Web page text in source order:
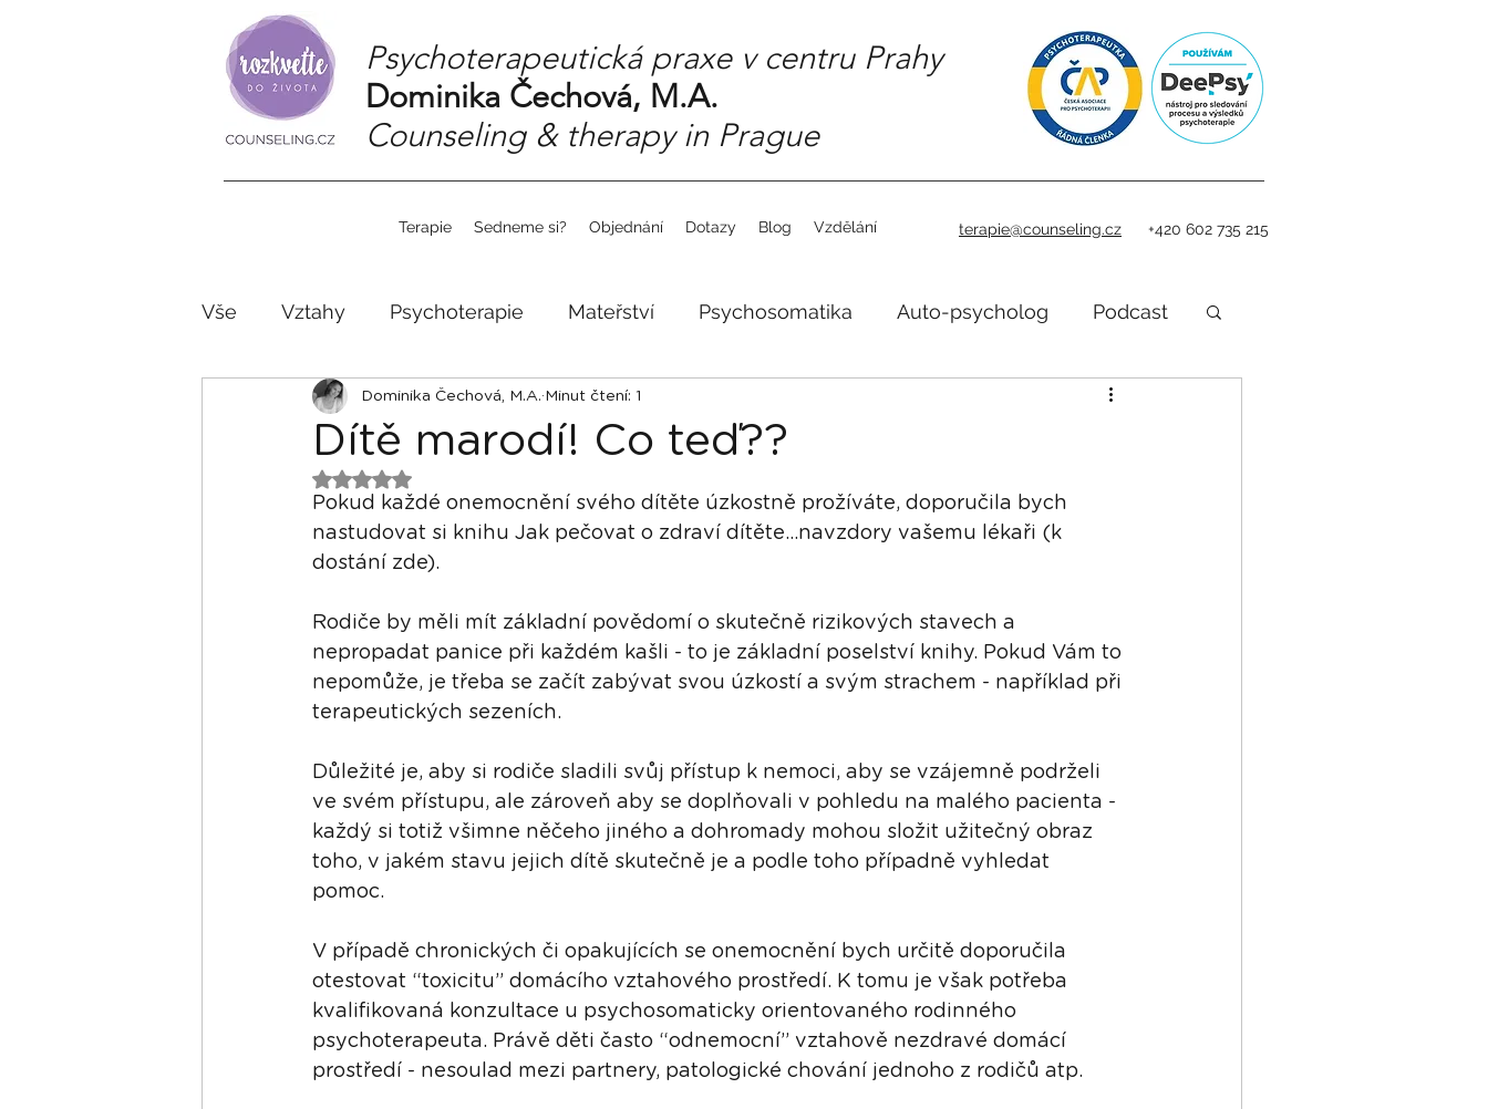
Psychoterapeutická praxe v centru Prahy
Dominika Čechová, M.A.
Counseling & therapy in Prague
Terapie Sedneme si? Objednání Dotazy Blog Vzdělání terapie@counseling.cz +420 602 735 215
Vše Vztahy Psychoterapie Mateřství Psychosomatika Auto-psycholog Podcast
Psychoterapie v ČR
Dítě marodí! Co teď??
Dominika Čechová, M.A. Minut čtení: 1
Hodnoceno NaN z 5 hvězdiček.
Pokud každé onemocnění svého dítěte úzkostně prožíváte, doporučila bych
nastudovat si knihu Jak pečovat o zdraví dítěte…navzdory vašemu lékaři (k
dostání zde).
Rodiče by měli mít základní povědomí o skutečně rizikových stavech a
nepropadat panice při každém kašli - to je základní poselství knihy. Pokud Vám to
nepomůže, je třeba se začít zabývat svou úzkostí a svým strachem - například při
terapeutických sezeních.
Důležité je, aby si rodiče sladili svůj přístup k nemoci, aby se vzájemně podrželi
ve svém přístupu, ale zároveň aby se doplňovali v pohledu na malého pacienta -
každý si totiž všimne něčeho jiného a dohromady mohou složit užitečný obraz
toho, v jakém stavu jejich dítě skutečně je a podle toho případně vyhledat
pomoc.
V případě chronických či opakujících se onemocnění bych určitě doporučila
otestovat “toxicitu” domácího vztahového prostředí. K tomu je však potřeba
kvalifikovaná konzultace u psychosomaticky orientovaného rodinného
psychoterapeuta. Právě děti často “odnemocní” vztahově nezdravé domácí
prostředí - nesoulad mezi partnery, patologické chování jednoho z rodičů atp.